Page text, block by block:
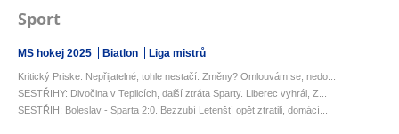
Sport
MS hokej 2025 Biatlon Liga mistrů
Kritický Priske: Nepřijatelné, tohle nestačí. Změny? Omlouvám se, nedo...
SESTŘIHY: Divočina v Teplicích, další ztráta Sparty. Liberec vyhrál, Z...
SESTŘIH: Boleslav - Sparta 2:0. Bezzubí Letenští opět ztratili, domácí...